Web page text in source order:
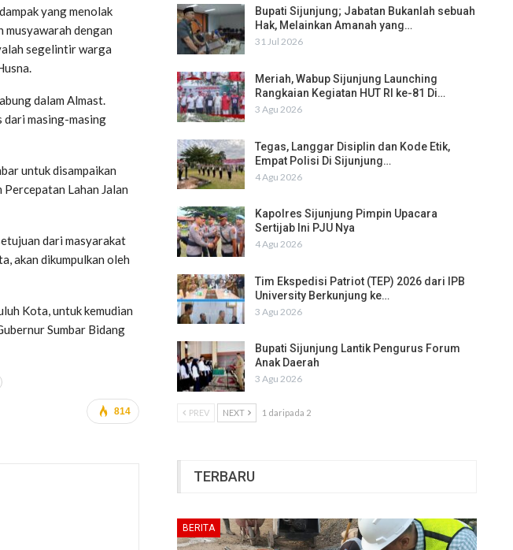
yang menolak
musyawarah dengan
segelintir warga
dalam Almast.
masing-masing
untuk disampaikan
Lahan Jalan
dari masyarakat
akan dikumpulkan oleh
Kota, untuk kemudian
Sumbar Bidang
814
Bupati Sijunjung; Jabatan Bukanlah sebuah
Hak, Melainkan Amanah yang…
31 Jul 2026
Meriah, Wabup Sijunjung Launching
Rangkaian Kegiatan HUT RI ke-81 Di…
3 Agu 2026
Tegas, Langgar Disiplin dan Kode Etik,
Empat Polisi Di Sijunjung…
4 Agu 2026
Kapolres Sijunjung Pimpin Upacara
Sertijab Ini PJU Nya
4 Agu 2026
Tim Ekspedisi Patriot (TEP) 2026 dari IPB
University Berkunjung ke…
3 Agu 2026
Bupati Sijunjung Lantik Pengurus Forum
Anak Daerah
3 Agu 2026
PREV NEXT 1 daripada 2
TERBARU
BERITA